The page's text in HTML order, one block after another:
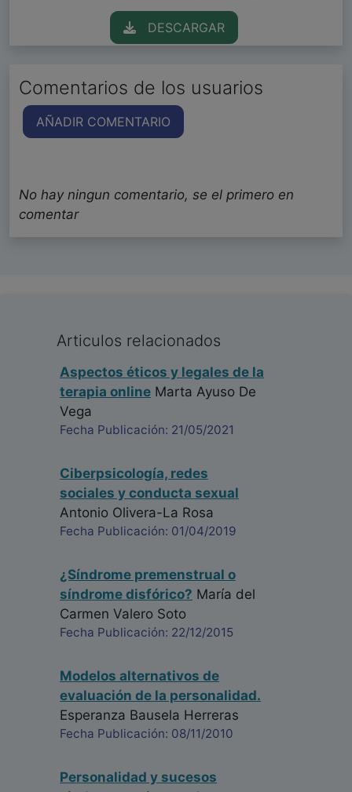
DESCARGAR
Comentarios de los usuarios
AÑADIR COMENTARIO
No hay ningun comentario, se el primero en
comentar
Articulos relacionados
Aspectos éticos y legales de la
terapia online Marta Ayuso De
Vega
Fecha Publicación: 21/05/2021
Ciberpsicología, redes
sociales y conducta sexual
Antonio Olivera-La Rosa
Fecha Publicación: 01/04/2019
¿Síndrome premenstrual o
síndrome disfórico? María del
Carmen Valero Soto
Fecha Publicación: 22/12/2015
Modelos alternativos de
evaluación de la personalidad.
Esperanza Bausela Herreras
Fecha Publicación: 08/11/2010
Personalidad y sucesos